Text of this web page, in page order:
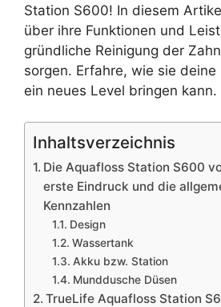
Station S600! In diesem
über ihre Funktionen und
gründliche Reinigung der
sorgen. Erfahre, wie sie
ein neues Level bringen kann.
Inhaltsverzeichnis
Die Aquafloss Station S600
erste Eindruck und die
Kennzahlen
Design
Wassertank
Akku bzw. Station
Munddusche Düsen
TrueLife Aquafloss Station